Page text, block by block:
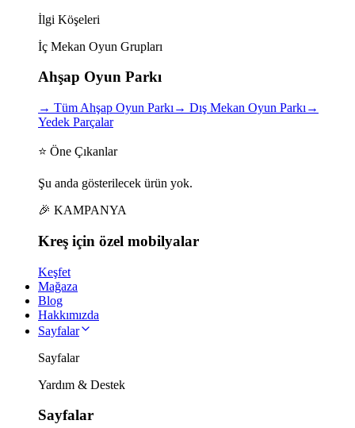
İlgi Köşeleri
İç Mekan Oyun Grupları
Ahşap Oyun Parkı
→ Tüm Ahşap Oyun Parkı → Dış Mekan Oyun Parkı →
Yedek Parçalar
⭐ Öne Çıkanlar
Şu anda gösterilecek ürün yok.
🎉 KAMPANYA
Kreş için özel mobilyalar
Keşfet
Mağaza
Blog
Hakkımızda
Sayfalar
Sayfalar
Yardım & Destek
Sayfalar